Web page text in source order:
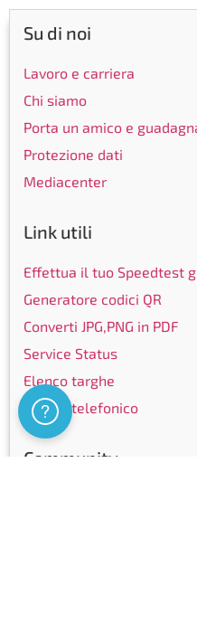
Su di noi
Lavoro e carriera
Chi siamo
Porta un amico e
Protezione dati
Mediacenter
Link utili
Effettua il tuo Speedtest
Generatore codici QR
Converti JPG,PNG in PDF
Service Status
Elenco targhe
Elenco telefonico
Community
Assistenza